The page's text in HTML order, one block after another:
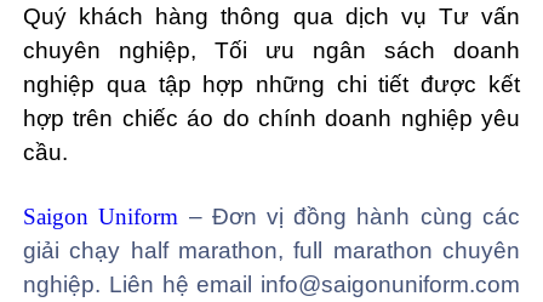
Quý khách hàng thông qua dịch vụ Tư vấn
chuyên nghiệp, Tối ưu ngân sách doanh
nghiệp qua tập hợp những chi tiết được kết
hợp trên chiếc áo do chính doanh nghiệp yêu
cầu.
Saigon Uniform – Đơn vị đồng hành cùng các
giải chạy half marathon, full marathon chuyên
nghiệp. Liên hệ email info@saigonuniform.com